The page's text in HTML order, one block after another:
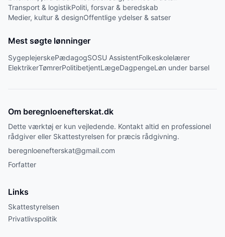
Transport & logistikPoliti, forsvar & beredskab
Medier, kultur & designOffentlige ydelser & satser
Mest søgte lønninger
SygeplejerskePædagogSOSU AssistentFolkeskolelærer
ElektrikerTømrerPolitibetjentLægeDagpengeLøn under barsel
Om beregnloenefterskat.dk
Dette værktøj er kun vejledende. Kontakt altid en professionel
rådgiver eller Skattestyrelsen for præcis rådgivning.
beregnloenefterskat@gmail.com
Forfatter
Links
Skattestyrelsen
Privatlivspolitik